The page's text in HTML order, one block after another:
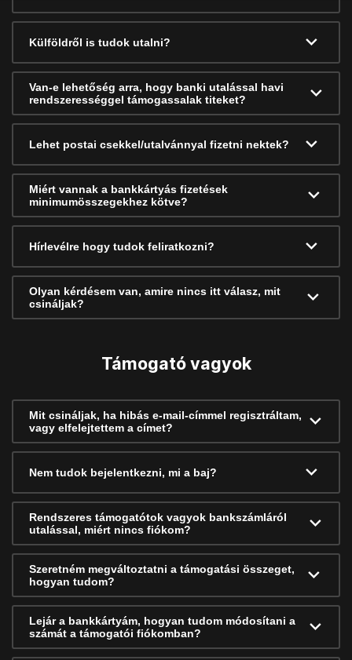
Külföldről is tudok utalni?
Van-e lehetőség arra, hogy banki utalással havi
rendszerességgel támogassalak titeket?
Lehet postai csekkel/utalvánnyal fizetni nektek?
Miért vannak a bankkártyás fizetések
minimumösszegekhez kötve?
Hírlevélre hogy tudok feliratkozni?
Olyan kérdésem van, amire nincs itt válasz, mit
csináljak?
Támogató vagyok
Mit csináljak, ha hibás e-mail-címmel regisztráltam,
vagy elfelejtettem a címet?
Nem tudok bejelentkezni, mi a baj?
Rendszeres támogatótok vagyok bankszámláról
utalással, miért nincs fiókom?
Szeretném megváltoztatni a támogatási összeget,
hogyan tudom?
Lejár a bankkártyám, hogyan tudom módosítani a
számát a támogatói fiókomban?